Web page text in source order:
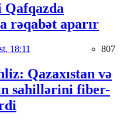
Qafqazda
rəqabət aparır
18:11 807
Qazaxıstan və
sahillərini fiber-